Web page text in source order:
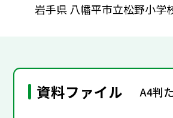
岩手県 八幡平市立松野小
資料ファイル A4判